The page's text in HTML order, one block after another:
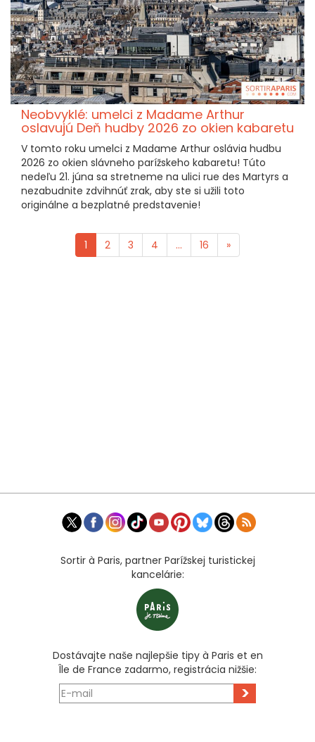
Neobvyklé: umelci z Madame Arthur
oslavujú Deň hudby 2026 zo okien kabaretu
V tomto roku umelci z Madame Arthur oslávia hudbu
2026 zo okien slávneho parížskeho kabaretu! Túto
nedeľu 21. júna sa stretneme na ulici rue des Martyrs a
nezabudnite zdvihnúť zrak, aby ste si užili toto
originálne a bezplatné predstavenie!
1 2 3 4 ... 16 »
Sortir à Paris, partner Parížskej turistickej
kancelárie:
Dostávajte naše najlepšie tipy à Paris et en
Île de France zadarmo, registrácia nižšie:
>